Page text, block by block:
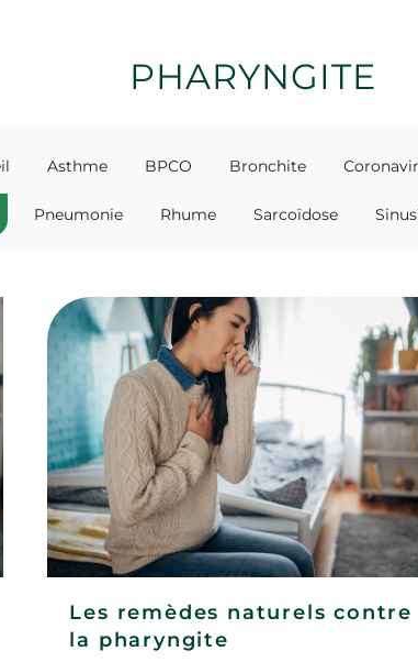
PHARYNGITE
Asthme BPCO Bronchite
Pneumonie Rhume Sarcoïdose
Les remèdes naturels contre
la pharyngite